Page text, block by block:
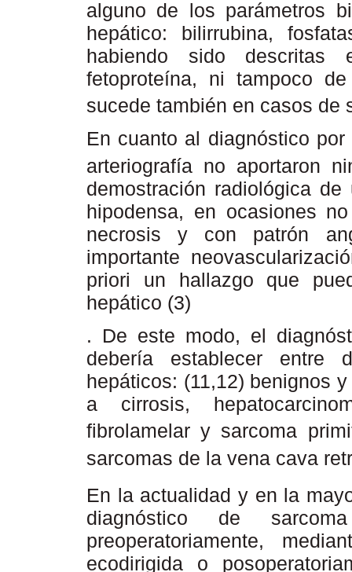
alguno de los parámetros
hepático: bilirrubina,
habiendo sido descritas
fetoproteína, ni tampoco
sucede también en casos
En cuanto al diagnóstico
arteriografía no aportaron
demostración radiológica
hipodensa, en ocasiones
necrosis y con patrón
importante
priori un hallazgo que
hepático (3)
. De este modo, el
debería establecer entre
hepáticos: (11,12) benignos
a cirrosis,
fibrolamelar y sarcoma
sarcomas de la vena cava
En la actualidad y en la
diagnóstico de
preoperatoriamente,
ecodirigida o